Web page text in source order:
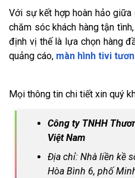
Với sự kết hợp hoàn hảo
chăm sóc khách hàng tận
định vị thế là lựa chọn hàng
quảng cáo, màn hình tivi
Mọi thông tin chi tiết xin quý
Công ty TNHH
Việt Nam
Địa chỉ: Nhà liền kề
Hòa Bình 6, phố